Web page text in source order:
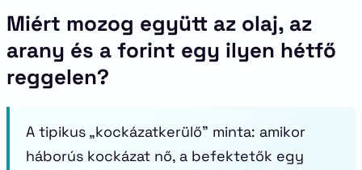
Miért mozog együtt az olaj, az
arany és a forint egy ilyen hétfő
reggelen?
A tipikus „kockázatkerülő” minta: amikor
háborús kockázat nő, a befektetők egy